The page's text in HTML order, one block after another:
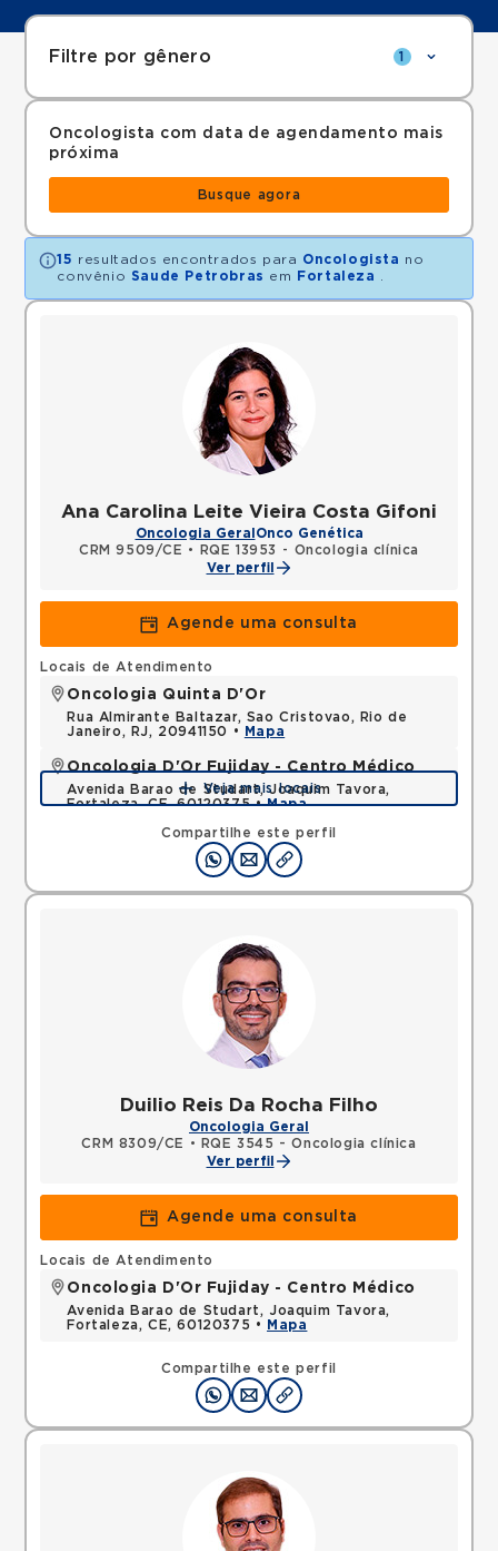
Filtre por gênero 1
Oncologista com data de agendamento mais
próxima
Busque agora
15 resultados encontrados para Oncologista no
convênio Saude Petrobras em Fortaleza
Ana Carolina Leite Vieira Costa Gifoni
Oncologia Geral Onco Genética
CRM 9509/CE •
RQE 13953 - Oncologia clínica
Ver perfil
Agende uma consulta
Compartilhe este perfil
Locais de Atendimento
Oncologia Quinta D'Or
Rua Almirante Baltazar, Sao Cristovao, Rio de
Janeiro, RJ, 20941150 •
Mapa
Oncologia D'Or Fujiday - Centro Médico
Avenida Barao de Studart, Joaquim Tavora,
Fortaleza, CE, 60120375 •Mapa
Veja mais locais
Duilio Reis Da Rocha Filho
Oncologia Geral
CRM 8309/CE
•
RQE 3545 - Oncologia clínica
Ver perfil
Agende uma consulta
Compartilhe este perfil
Locais de Atendimento
Oncologia D'Or Fujiday - Centro Médico
Avenida Barao de Studart, Joaquim Tavora,
Fortaleza, CE, 60120375 •
Mapa